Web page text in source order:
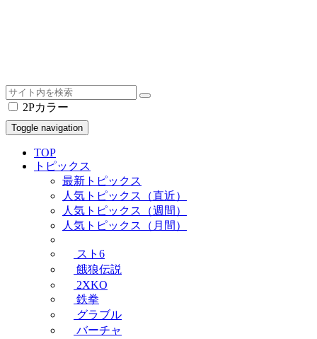
2Pカラー
Toggle navigation
TOP
トピックス
最新トピックス
人気トピックス（直近）
人気トピックス（週間）
人気トピックス（月間）
スト6
餓狼伝説
2XKO
鉄拳
グラブル
バーチャ